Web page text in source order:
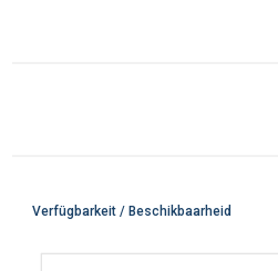
Verfügbarkeit / Beschikbaarheid